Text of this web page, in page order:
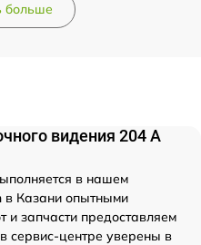
больше
видения 204 А
в нашем
в Казани опытными
запчасти предоставляем
сервис-центре уверены в